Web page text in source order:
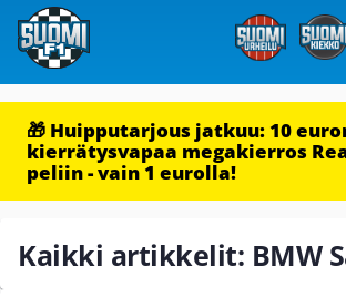
🎁 Huipputarjous jatkuu: 10
kierrätysvapaa megakierros
peliin - vain 1 eurolla!
Kaikki artikkelit: BMW